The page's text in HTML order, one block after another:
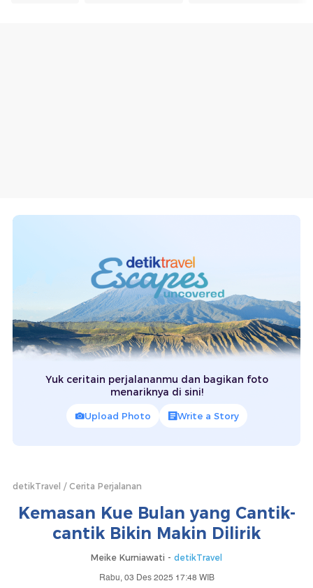
Yuk ceritain perjalananmu dan bagikan foto
menariknya di sini!
Upload Photo Write a Story
detikTravel Cerita Perjalanan
Kemasan Kue Bulan yang Cantik-
cantik Bikin Makin Dilirik
Meike Kurniawati - detikTravel
Rabu, 03 Des 2025 17:48 WIB